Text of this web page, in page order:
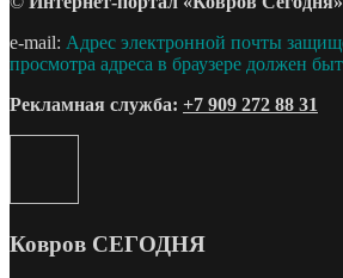
e-mail: Адрес электронной почты
просмотра адреса в браузере должен
Рекламная служба: +7 909 272 88 31
Ковров СЕГОДНЯ